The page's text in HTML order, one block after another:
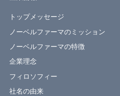
トップメッセージ
ノーベルファーマのミッション
ノーベルファーマの特徴
企業理念
フィロソフィー
社名の由来